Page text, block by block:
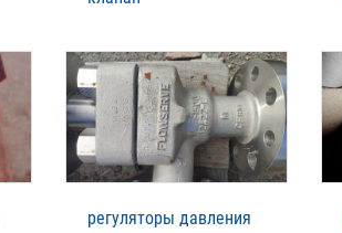
регуляторы давления